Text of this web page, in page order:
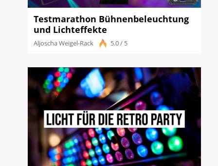
Testmarathon Bühnenbeleuchtung
und Lichteffekte
Aljoscha Weigel-Rack 5.0 / 5